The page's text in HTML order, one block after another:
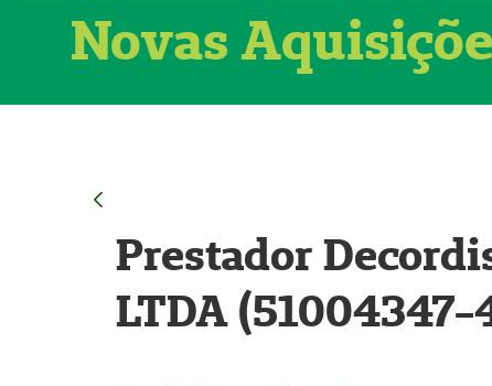
Novas
Prestador
LTDA (51004347-